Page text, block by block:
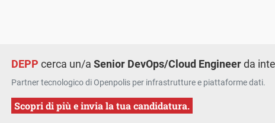
DEPP cerca un/aSenior DevOps/Cloud Engineerda
Partner tecnologico di Openpolis per infrastrutture e piattaforme dati.
Scopri di più e invia la tua candidatura.